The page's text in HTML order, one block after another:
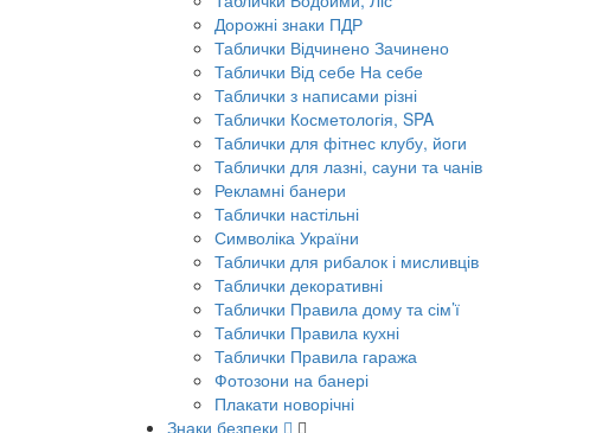
Дорожні знаки ПДР
Таблички Відчинено Зачинено
Таблички Від себе На себе
Таблички з написами різні
Таблички Косметологія, SPA
Таблички для фітнес клубу, йоги
Таблички для лазні, сауни та чанів
Рекламні банери
Таблички настільні
Символіка України
Таблички для рибалок і мисливців
Таблички декоративні
Таблички Правила дому та сім’ї
Таблички Правила кухні
Таблички Правила гаража
Фотозони на банері
Плакати новорічні
Знаки безпеки